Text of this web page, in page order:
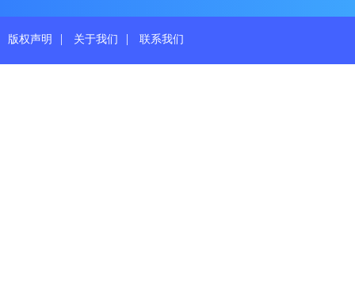
版权声明 | 关于我们 | 联系我们